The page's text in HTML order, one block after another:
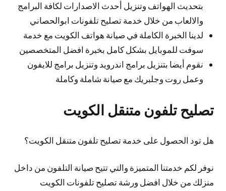
بتحديث الهواتف وتنزيل أحدث الاصدارات لكافة البرامج
والالعاب من خلال خدمة تصليح تلفونات ابوالحصاني
لدينا الخبرة الكاملة في صيانة هواتف الكويت مع خدمة
سوفت للموبايل بشكل كامل بخبرة افضل المتخصصين
نقوم أيضا بتنزيل برامج اندرويد وتنزيل برامج للايفون
وعمل روت وجلبريك مع صيانة شاملة وكاملة
تصليح تلفون متنقل الكويت
هل تود الحصول على خدمة تصليح تلفون متنقل الكويت؟
نوفر لكم خدمتنا المتميزة والتي تتيح صيانة التلفون من داخل
منزلك من خلال افضل ورشة تصليح تلفونات الكويت